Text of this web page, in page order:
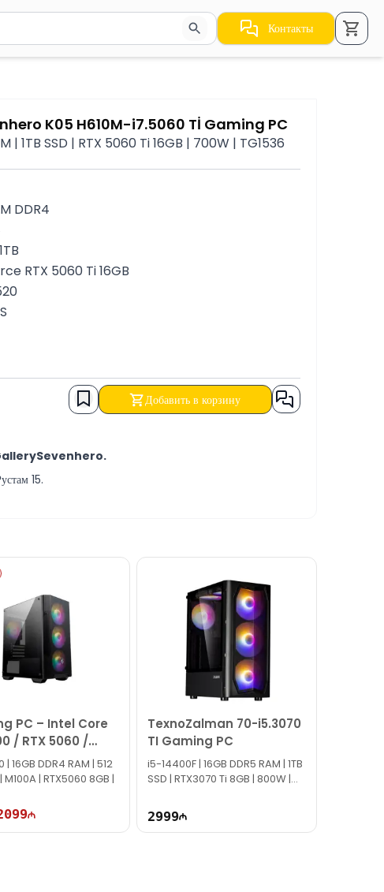
стрелки для навигации по результатам.
Контакты
K05 H610M-i7.5060 Tİ Gaming PC
| 1TB SSD | RTX 5060 Ti 16GB | 700W | TG1536
DDR4
RTX 5060 Ti 16GB
Добавить в корзину
15.
цене за НАЛИЧНЫЙ расчет, ПЕРЕВОД или в КРЕДИТ.
нам через сайт.
через онлайн-чат на сайте.
PC – Intel Core
/ RTX 5060 /
16GB DDR4 RAM | 512
M100A | RTX5060 8GB |
TexnoZalman 70-i5.3070
TI Gaming PC
i5-14400F | 16GB DDR5 RAM | 1TB
SSD | RTX3070 Ti 8GB | 800W |
2999